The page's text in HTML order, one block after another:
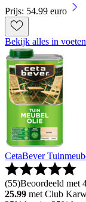
Prijs: 54.99 euro
Bekijk alles in
CetaBever
(55)Beoordeeld met
25.99 met Club